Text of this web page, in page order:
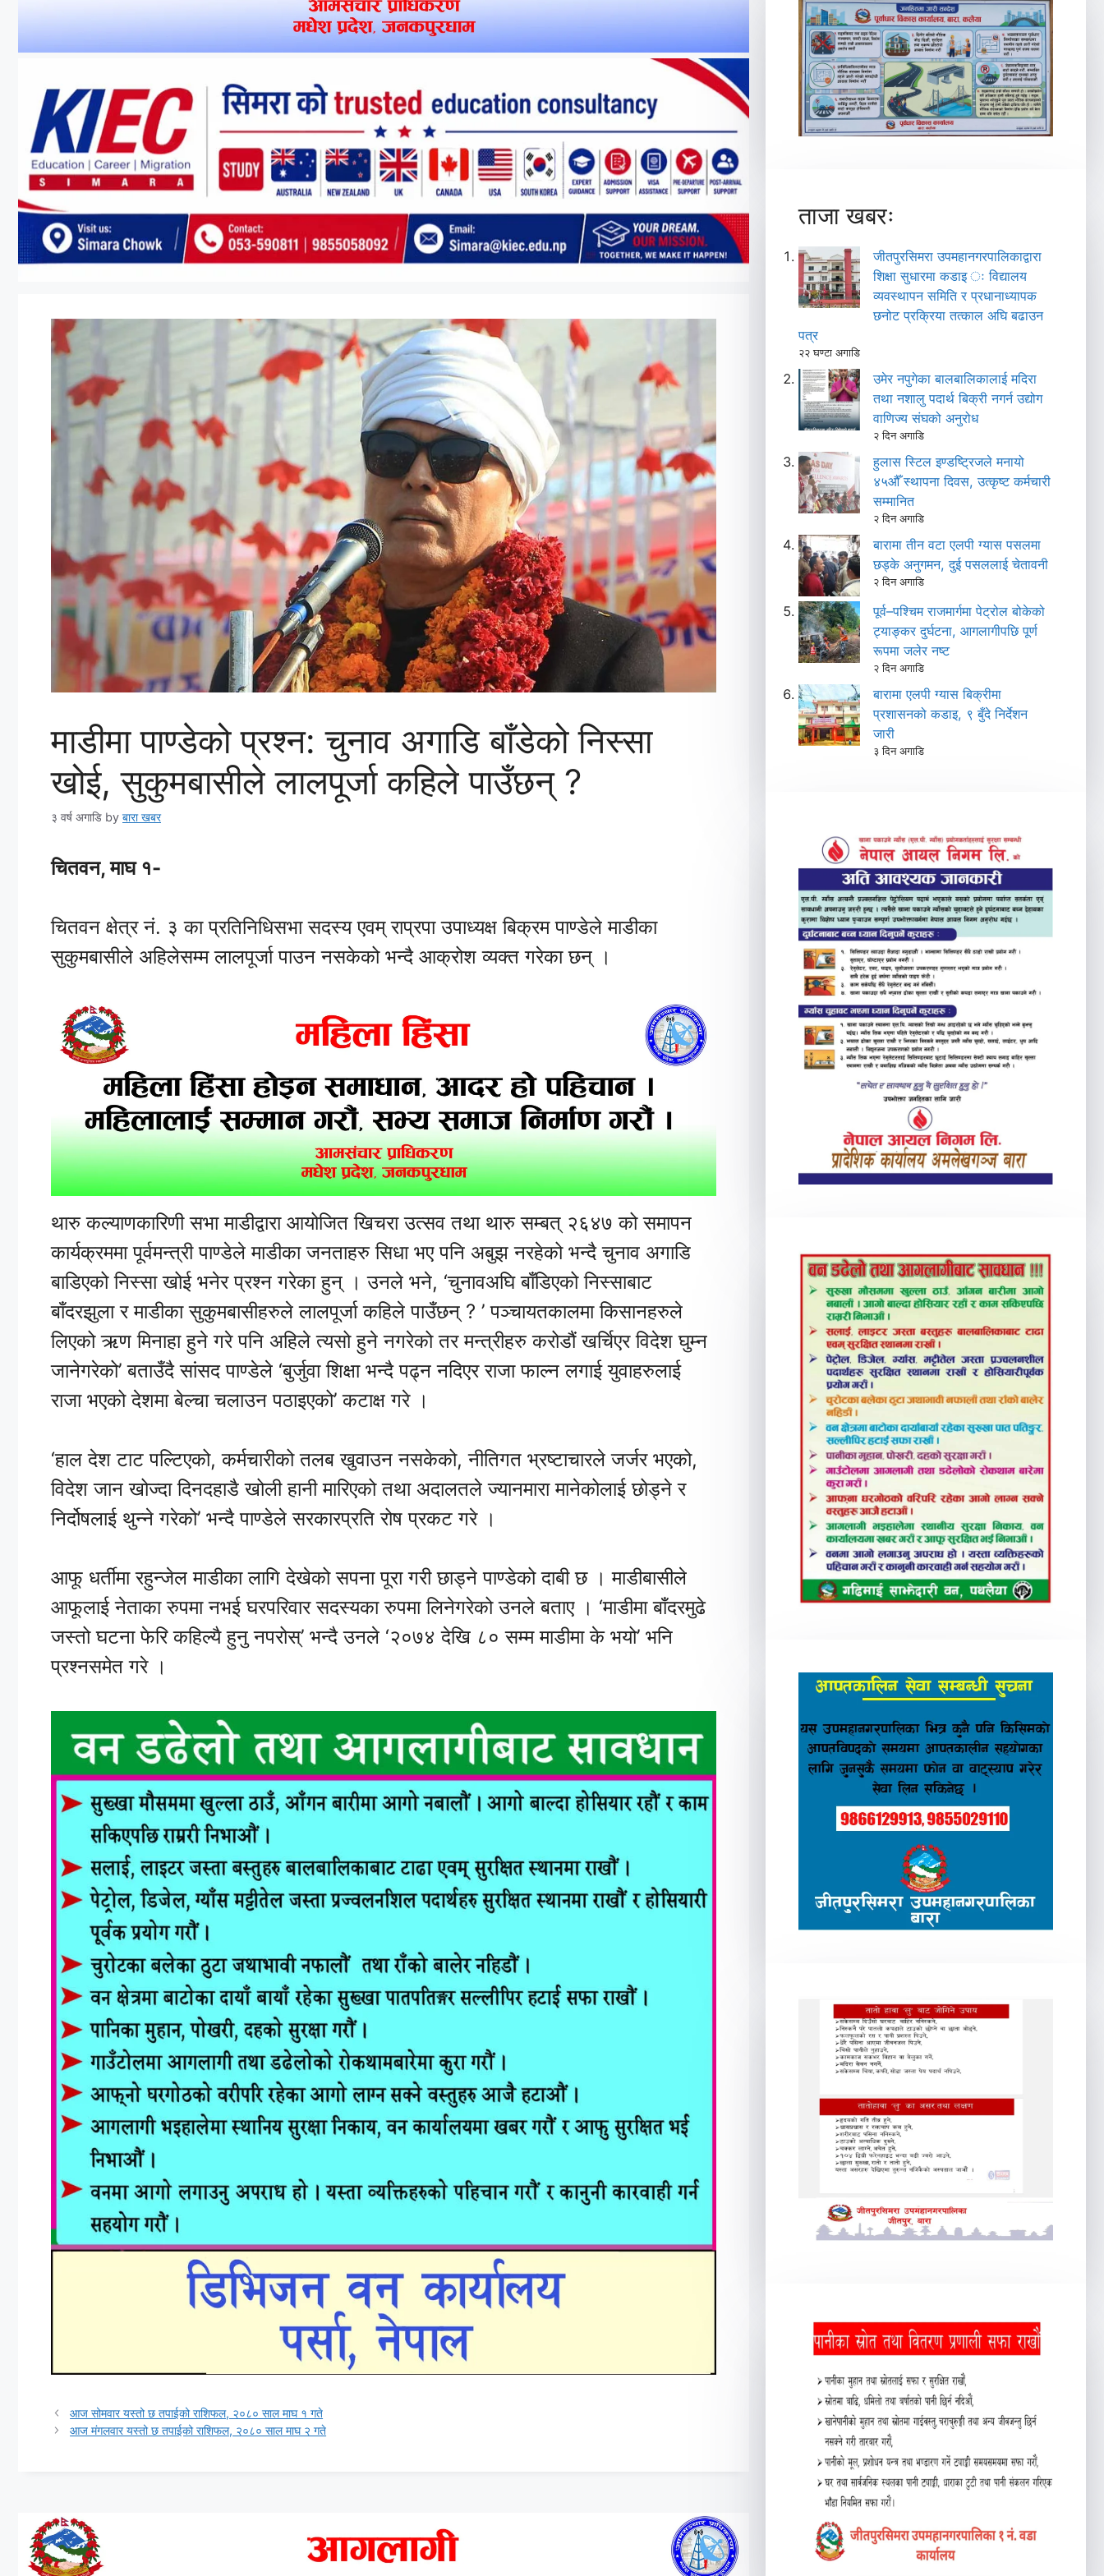
माडीमा पाण्डेको प्रश्न: चुनाव अगाडि बाँडेको निस्सा
खोई, सुकुमबासीले लालपूर्जा कहिले पाउँछन् ?
३ वर्ष अगाडि by बारा खबर
चितवन, माघ १-
चितवन क्षेत्र नं. ३ का प्रतिनिधिसभा सदस्य एवम् राप्रपा उपाध्यक्ष बिक्रम पाण्डेले माडीका
सुकुमबासीले अहिलेसम्म लालपूर्जा पाउन नसकेको भन्दै आक्रोश व्यक्त गरेका छन् ।
थारु कल्याणकारिणी सभा माडीद्वारा आयोजित खिचरा उत्सव तथा थारु सम्बत् २६४७ को समापन
कार्यक्रममा पूर्वमन्त्री पाण्डेले माडीका जनताहरु सिधा भए पनि अबुझ नरहेको भन्दै चुनाव अगाडि
बाडिएको निस्सा खोई भनेर प्रश्न गरेका हुन् । उनले भने, ‘चुनावअघि बाँडिएको निस्साबाट
बाँदरझुला र माडीका सुकुमबासीहरुले लालपूर्जा कहिले पाउँछन् ? ’ पञ्चायतकालमा किसानहरुले
लिएको ऋण मिनाहा हुने गरे पनि अहिले त्यसो हुने नगरेको तर मन्त्रीहरु करोडौं खर्चिएर विदेश घुम्न
जानेगरेको’ बताउँदै सांसद पाण्डेले ‘बुर्जुवा शिक्षा भन्दै पढ्न नदिएर राजा फाल्न लगाई युवाहरुलाई
राजा भएको देशमा बेल्चा चलाउन पठाइएको’ कटाक्ष गरे ।
‘हाल देश टाट पल्टिएको, कर्मचारीको तलब खुवाउन नसकेको, नीतिगत भ्रष्टाचारले जर्जर भएको,
विदेश जान खोज्दा दिनदहाडै खोली हानी मारिएको तथा अदालतले ज्यानमारा मानेकोलाई छोड्ने र
निर्दोषलाई थुन्ने गरेको’ भन्दै पाण्डेले सरकारप्रति रोष प्रकट गरे ।
आफू धर्तीमा रहुन्जेल माडीका लागि देखेको सपना पूरा गरी छाड्ने पाण्डेको दाबी छ । माडीबासीले
आफूलाई नेताका रुपमा नभई घरपरिवार सदस्यका रुपमा लिनेगरेको उनले बताए । ‘माडीमा बाँदरमुढे
जस्तो घटना फेरि कहिल्यै हुनु नपरोस्’ भन्दै उनले ‘२०७४ देखि ८० सम्म माडीमा के भयो’ भनि
प्रश्नसमेत गरे ।
आज सोमवार यस्तो छ तपाईको राशिफल, २०८० साल माघ १ गते
आज मंगलवार यस्तो छ तपाईको राशिफल, २०८० साल माघ २ गते
ताजा खबरः
जीतपुरसिमरा उपमहानगरपालिकाद्वारा
शिक्षा सुधारमा कडाइ ः विद्यालय
व्यवस्थापन समिति र प्रधानाध्यापक
छनोट प्रक्रिया तत्काल अघि बढाउन
पत्र
२२ घण्टा अगाडि
उमेर नपुगेका बालबालिकालाई मदिरा
तथा नशालु पदार्थ बिक्री नगर्न उद्योग
वाणिज्य संघको अनुरोध
२ दिन अगाडि
हुलास स्टिल इण्डष्ट्रिजले मनायो
४५औँ स्थापना दिवस, उत्कृष्ट कर्मचारी
सम्मानित
२ दिन अगाडि
बारामा तीन वटा एलपी ग्यास पसलमा
छड्के अनुगमन, दुई पसललाई चेतावनी
२ दिन अगाडि
पूर्व–पश्चिम राजमार्गमा पेट्रोल बोकेको
ट्याङ्कर दुर्घटना, आगलागीपछि पूर्ण
रूपमा जलेर नष्ट
२ दिन अगाडि
बारामा एलपी ग्यास बिक्रीमा
प्रशासनको कडाइ, ९ बुँदे निर्देशन
जारी
३ दिन अगाडि